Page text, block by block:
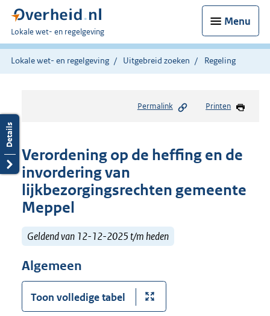
Menu
U
bent
hier:
Lokale wet- en regelgeving
Lokale wet- en regelgeving Uitgebreid zoeken Regeling
Permalink Printen
Verordening op de heffing en de
invordering van
lijkbezorgingsrechten gemeente
Meppel
Geldend van 12-12-2025 t/m heden
Algemeen
Toon volledige tabel